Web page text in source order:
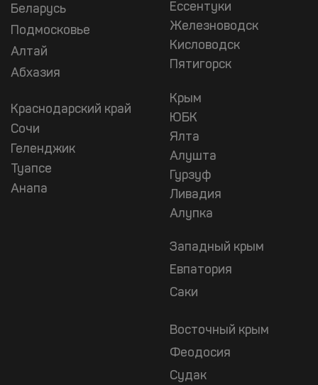
Беларусь
Подмосковье
Алтай
Абхазия
Краснодарский край
Сочи
Геленджик
Туапсе
Анапа
Ессентуки
Железноводск
Кисловодск
Пятигорск
Крым
ЮБК
Ялта
Алушта
Гурзуф
Ливадия
Алупка
Западный крым
Евпатория
Саки
Восточный крым
Феодосия
Судак